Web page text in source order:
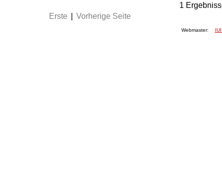
1
Erste
Vorherige Seite
Webmaster: